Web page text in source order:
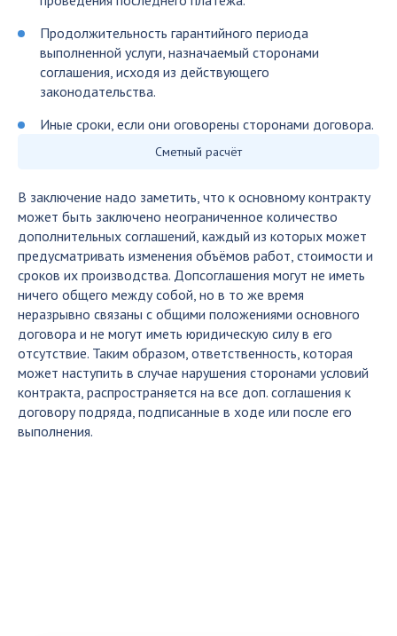
Продолжительность гарантийного периода
выполненной услуги, назначаемый сторонами
соглашения, исходя из действующего
законодательства.
Иные сроки, если они оговорены сторонами договора.
Сметный расчёт
В заключение надо заметить, что к основному контракту
может быть заключено неограниченное количество
дополнительных соглашений, каждый из которых может
предусматривать изменения объёмов работ, стоимости и
сроков их производства. Допсоглашения могут не иметь
ничего общего между собой, но в то же время
неразрывно связаны с общими положениями основного
договора и не могут иметь юридическую силу в его
отсутствие. Таким образом, ответственность, которая
может наступить в случае нарушения сторонами условий
контракта, распространяется на все доп. соглашения к
договору подряда, подписанные в ходе или после его
выполнения.